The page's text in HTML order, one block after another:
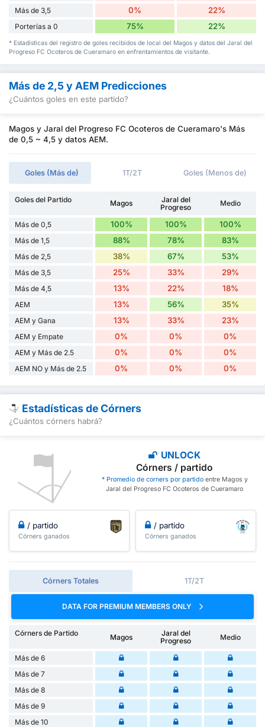
Más de 3,5 0% 22%
Porterías a 0 75% 22%
* Estadísticas del registro de goles recibidos de local del Magos y datos del Jaral del
Progreso FC Ocoteros de Cueramaro en enfrentamientos de visitante.
Más de 2,5 y AEM Predicciones
¿Cuántos goles en este partido?
Magos y Jaral del Progreso FC Ocoteros de Cueramaro's Más
de 0,5 ~ 4,5 y datos AEM.
Goles (Más de) 1T/2T Goles (Menos de)
Goles del Partido Magos
Jaral del
Progreso
Medio
Más de 0,5 100% 100% 100%
Más de 1,5 88% 78% 83%
Más de 2,5 38% 67% 53%
Más de 3,5 25% 33% 29%
Más de 4,5 13% 22% 18%
AEM 13% 56% 35%
AEM y Gana 13% 33% 23%
AEM y Empate 0% 0% 0%
AEM y Más de 2.5 0% 0% 0%
AEM NO y Más de 2.5 0% 0% 0%
Estadísticas de Córners
¿Cuántos córners habrá?
UNLOCK
Córners / partido
* Promedio de corners por partidoentre Magos y
Jaral del Progreso FC Ocoteros de Cueramaro
/ partido
Córners ganados
/ partido
Córners ganados
Córners Totales 1T/2T
DATA FOR PREMIUM MEMBERS ONLY
Córners de Partido Magos
Jaral del
Progreso
Medio
Más de 6
Más de 7
Más de 8
Más de 9
Más de 10